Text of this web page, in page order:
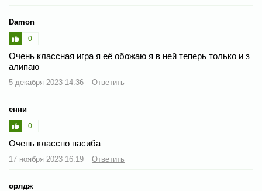
Damon
0
Очень классная игра я её обожаю я в ней теперь только и з
алипаю
5 декабря 2023 14:36 Ответить
енни
0
Очень классно пасиба
17 ноября 2023 16:19 Ответить
орлдж